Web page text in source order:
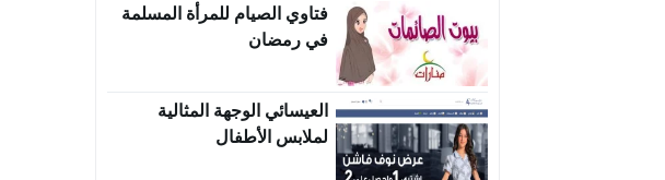
فتاوي الصيام للمرأة المسلمة
في رمضان
العيسائي الوجهة المثالية
لملابس الأطفال